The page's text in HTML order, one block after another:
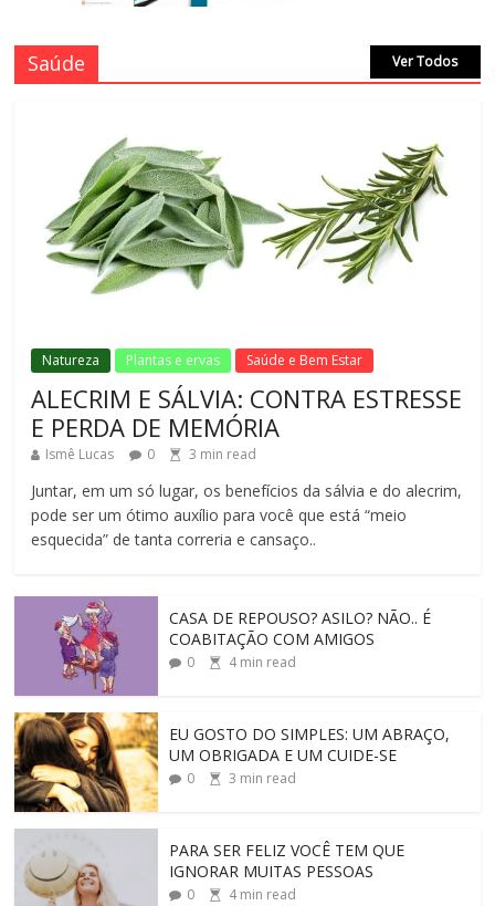
Saúde Ver Todos
Natureza Plantas e ervas Saúde e Bem Estar
ALECRIM E SÁLVIA: CONTRA ESTRESSE
E PERDA DE MEMÓRIA
Ismê Lucas 0 3 min read
Juntar, em um só lugar, os benefícios da sálvia e do alecrim,
pode ser um ótimo auxílio para você que está “meio
esquecida” de tanta correria e cansaço..
CASA DE REPOUSO? ASILO? NÃO.. É
COABITAÇÃO COM AMIGOS
0 4min read
EU GOSTO DO SIMPLES: UM ABRAÇO,
UM OBRIGADA E UM CUIDE-SE
0 3 min read
PARA SER FELIZ VOCÊ TEM QUE
IGNORAR MUITAS PESSOAS
0 4min read